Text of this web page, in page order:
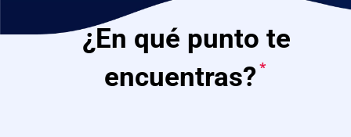
¿En qué punto te
encuentras? *